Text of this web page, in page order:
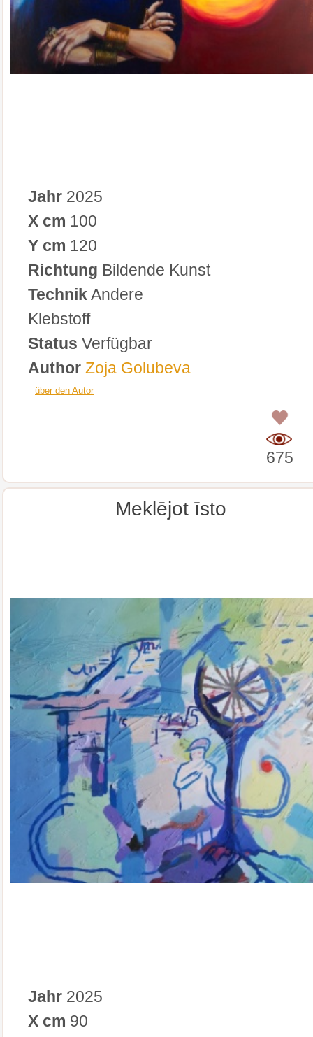
Jahr 2025
X cm 100
Y cm 120
Richtung Bildende Kunst
TechnikAndere
Klebstoff
Status Verfügbar
Author Zoja Golubeva
über den Autor
675
Meklējot īsto
Jahr 2025
X cm 90